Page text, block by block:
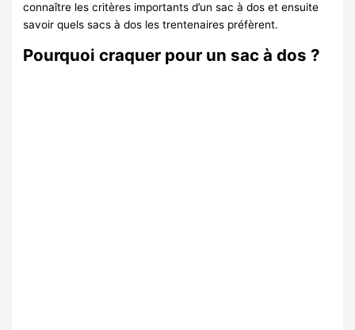
connaître les critères importants d’un sac à dos et ensuite
savoir quels sacs à dos les trentenaires préfèrent.
Pourquoi craquer pour un sac à dos ?